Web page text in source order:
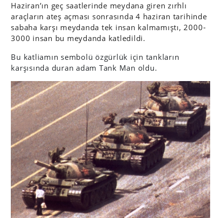
Haziran’ın geç saatlerinde meydana giren zırhlı
araçların ateş açması sonrasında 4 haziran tarihinde
sabaha karşı meydanda tek insan kalmamıştı, 2000-
3000 insan bu meydanda katledildi.
Bu katliamın sembolü özgürlük için tankların
karşısında duran adam Tank Man oldu.